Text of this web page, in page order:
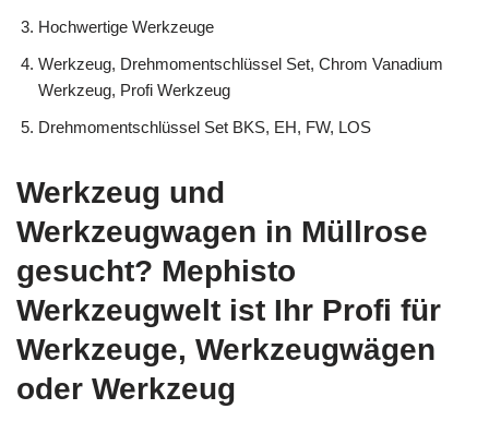
Hochwertige Werkzeuge
Werkzeug, Drehmomentschlüssel Set, Chrom Vanadium
Werkzeug, Profi Werkzeug
Drehmomentschlüssel Set BKS, EH, FW, LOS
Werkzeug und
Werkzeugwagen in Müllrose
gesucht? Mephisto
Werkzeugwelt ist Ihr Profi für
Werkzeuge, Werkzeugwägen
oder Werkzeug